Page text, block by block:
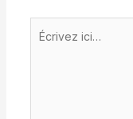
Écrivez
ici…